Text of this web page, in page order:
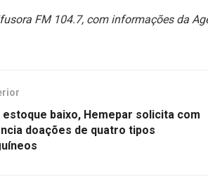
FM 104.7, com informações da
estoque baixo, Hemepar solicita com
doações de quatro tipos